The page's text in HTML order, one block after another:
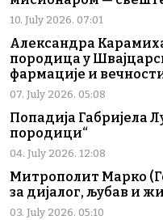
10. July 2026. 07:01
Александра
породица у
фармације и
07. July 2026. 05:08
Попадија Габријела
породици“
04. July 2026. 12:08
Митрополит Марко
за дијалог, љубав и
03. July 2026. 05:10